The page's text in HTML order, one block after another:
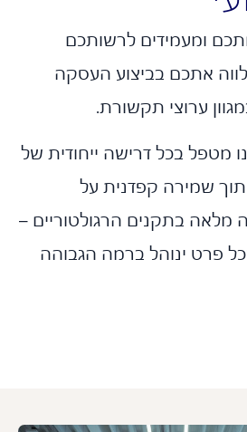
לרשותכם
בביצוע העסקה
ערוצי תקשורת.
בכל דרישה ייחודית של
קפדנית על
בתקנים הרגולטוריים –
ינוהל ברמה הגבוהה